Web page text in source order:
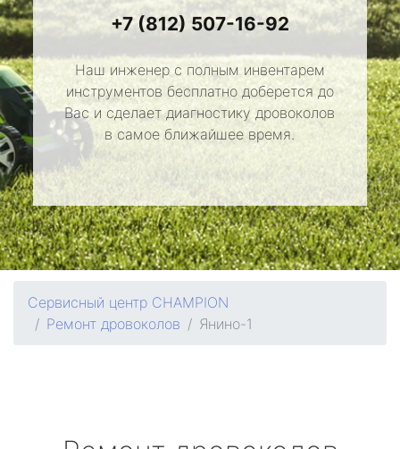
+7 (812) 507-16-92
Наш инженер с полным инвентарем
инструментов бесплатно доберется до
Вас и сделает диагностику дровоколов
в самое ближайшее время.
Сервисный центр CHAMPION
Ремонт дровоколов
Янино-1